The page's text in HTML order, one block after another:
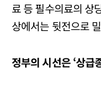
료 등 필수의료의 상
상에서는 뒷전으로
정부의 시선은 ‘상급